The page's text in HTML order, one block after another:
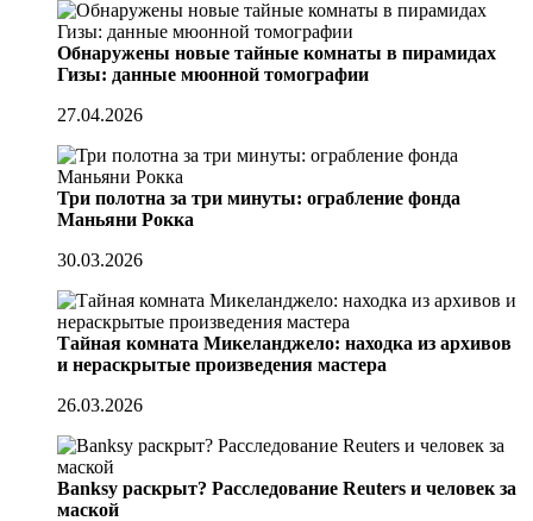
Обнаружены новые тайные комнаты в пирамидах
Гизы: данные мюонной томографии
27.04.2026
Три полотна за три минуты: ограбление фонда
Маньяни Рокка
30.03.2026
Тайная комната Микеланджело: находка из архивов
и нераскрытые произведения мастера
26.03.2026
Banksy раскрыт? Расследование Reuters и человек за
маской